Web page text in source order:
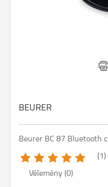
BEURER
Beurer BC 87 Bluetooth
(1)
Vélemény (0)